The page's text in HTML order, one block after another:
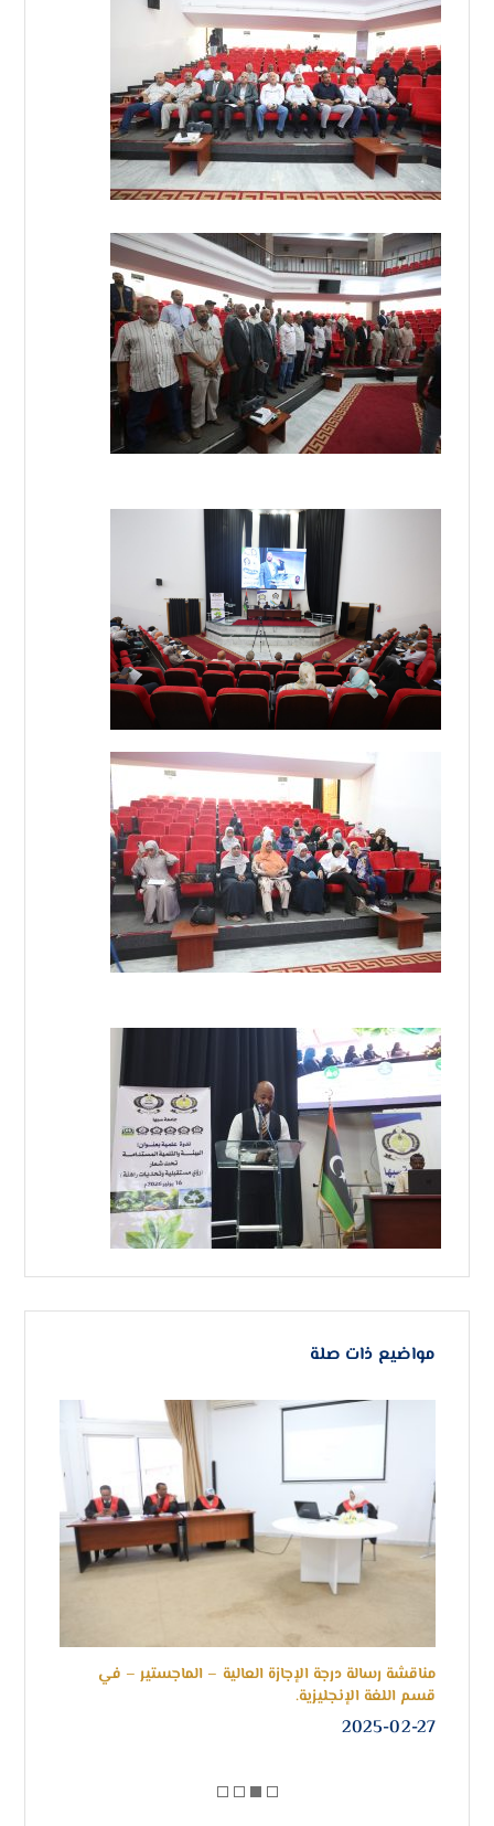
مواضيع ذات صلة
مناقشة رسالة درجة الإجازة العالية – الماجستير – في
قسم اللغة الإنجليزية.
2025-02-27